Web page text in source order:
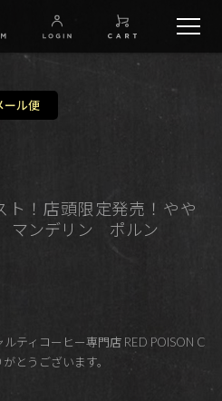
ール便
ト！店頭限定発売！やや
マンデリン ポルン
ティコーヒー専門店 RED POISON C
とうございます。